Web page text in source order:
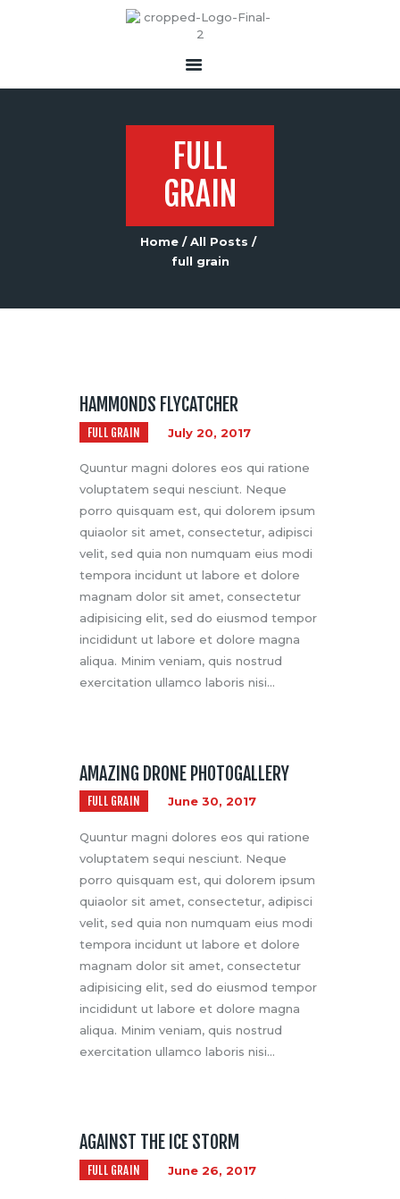
FULL
GRAIN
Home
All Posts
full grain
HAMMONDS FLYCATCHER
FULL GRAIN July 20, 2017
Quuntur magni dolores eos qui ratione
voluptatem sequi nesciunt. Neque
porro quisquam est, qui dolorem ipsum
quiaolor sit amet, consectetur, adipisci
velit, sed quia non numquam eius modi
tempora incidunt ut labore et dolore
magnam dolor sit amet, consectetur
adipisicing elit, sed do eiusmod tempor
incididunt ut labore et dolore magna
aliqua. Minim veniam, quis nostrud
exercitation ullamco laboris nisi…
AMAZING DRONE PHOTOGALLERY
FULL GRAIN June 30, 2017
Quuntur magni dolores eos qui ratione
voluptatem sequi nesciunt. Neque
porro quisquam est, qui dolorem ipsum
quiaolor sit amet, consectetur, adipisci
velit, sed quia non numquam eius modi
tempora incidunt ut labore et dolore
magnam dolor sit amet, consectetur
adipisicing elit, sed do eiusmod tempor
incididunt ut labore et dolore magna
aliqua. Minim veniam, quis nostrud
exercitation ullamco laboris nisi…
AGAINST THE ICE STORM
FULL GRAIN June 26, 2017